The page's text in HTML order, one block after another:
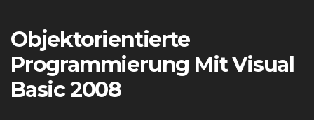
Objektorientierte
Programmierung Mit Visual
Basic 2008